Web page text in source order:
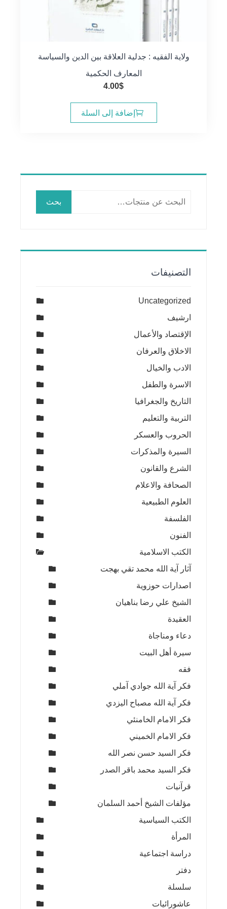
ولاية الفقيه : جدلية العلاقة بين الدين والسياسة
المعارف الحكمية
4.00$
إضافة إلى السلة
بحث
التصنيفات
Uncategorized
ارشيف
الإقتصاد والأعمال
الاخلاق والعرفان
الادب والخيال
الاسرة والطفل
التاريخ والجغرافيا
التربية والتعليم
الحروب والعسكر
السيرة والمذكرات
الشرع والقانون
الصحافة والاعلام
العلوم الطبيعية
الفلسفة
الفنون
الكتب الاسلامية
آثار آية الله محمد تقي بهجت
اصدارات حوزوية
الشيخ علي رضا بناهيان
العقيدة
دعاء ومناجاة
سيرة أهل البيت
فقه
فكر آية الله جوادي آملي
فكر آية الله مصباح اليزدي
فكر الامام الخامنئي
فكر الامام الخميني
فكر السيد حسن نصر الله
فكر السيد محمد باقر الصدر
قرآنيات
مؤلفات الشيخ أحمد السلمان
الكتب السياسية
المرأة
دراسة اجتماعية
دفتر
سلسلة
عاشورائيات